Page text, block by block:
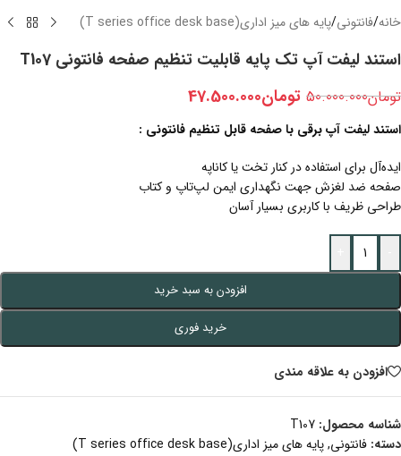
خانه/فانتونی/پایه های میز اداری(T series office desk base)
استند لیفت آپ تک پایه قابلیت تنظیم صفحه فانتونی T107
تومان50.000.000 تومان47.500.000
استند لیفت آپ برقی با صفحه قابل تنظیم فانتونی :
ایده‌آل برای استفاده در کنار تخت یا کاناپه
صفحه ضد لغزش جهت نگهداری ایمن لپ‌تاپ و کتاب
طراحی ظریف با کاربری بسیار آسان
افزودن به سبد خرید
خرید فوری
افزودن به علاقه مندی
شناسه محصول: T107
دسته: فانتونی,پایه های میز اداری(T series office desk base)